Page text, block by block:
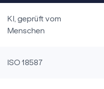
KI, geprüft vom
Menschen
ISO 18587